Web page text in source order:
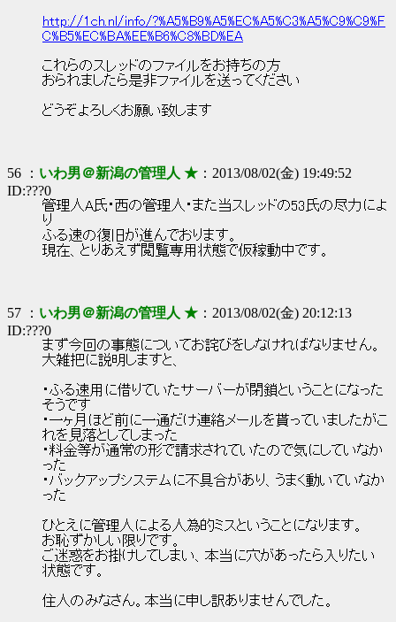
http://1ch.nl/info/?%A5%B9%A5%EC%A5%C3%A5%C9%C9%F
C%B5%EC%BA%EE%B6%C8%BD%EA
これらのスレッドのファイルをお持ちの方
おられましたら是非ファイルを送ってください
どうぞよろしくお願い致します
56 ： いわ男＠新潟の管理人 ★ ：2013/08/02(金) 19:49:52
ID:???0
管理人A氏・西の管理人・また当スレッドの53氏の尽力によ
り
ふる速の復旧が進んでおります。
現在、とりあえず閲覧専用状態で仮稼動中です。
57 ： いわ男＠新潟の管理人 ★ ：2013/08/02(金) 20:12:13
ID:???0
まず今回の事態についてお詫びをしなければなりません。
大雑把に説明しますと、
・ふる速用に借りていたサーバーが閉鎖ということになった
そうです
・一ヶ月ほど前に一通だけ連絡メールを貰っていましたがこ
れを見落としてしまった
・料金等が通常の形で請求されていたので気にしていなか
った
・バックアップシステムに不具合があり、うまく動いていなか
った
ひとえに管理人による人為的ミスということになります。
お恥ずかしい限りです。
ご迷惑をお掛けしてしまい、本当に穴があったら入りたい
状態です。
住人のみなさん。本当に申し訳ありませんでした。